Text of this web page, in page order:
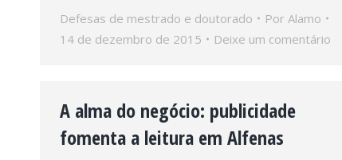
Defesas de mestrado e doutorado Por Alamo
14 de dezembro de 2015
Deixe um comentário
A alma do negócio: publicidade
fomenta a leitura em Alfenas